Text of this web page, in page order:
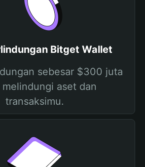
Bitget Wallet
sebesar $300 juta
aset dan
transaksimu.